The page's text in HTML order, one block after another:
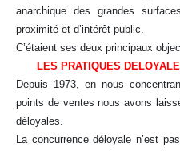
anarchique des grandes
proximité et d’intérêt public.
C’étaient ses deux principaux
LES PRATIQUES
Depuis 1973, en nous
points de ventes nous avons
déloyales.
La concurrence déloyale n’est